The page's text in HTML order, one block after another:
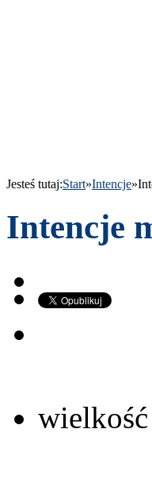
Jesteś tutaj:Start»Intencje»
Intencje